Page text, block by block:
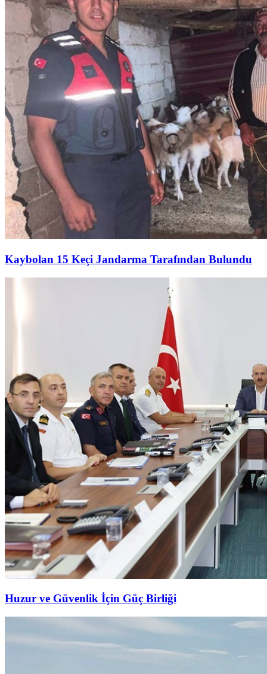
Kaybolan 15 Keçi Jandarma Tarafından Bulundu
Huzur ve Güvenlik İçin Güç Birliği